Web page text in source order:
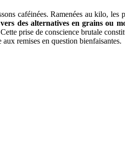
caféinées. Ramenées au kilo,
des alternatives en grains ou
prise de conscience brutale
remises en question bienfaisantes.